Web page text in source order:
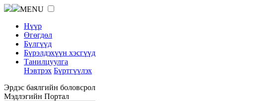
MENU
Нүүр
Өгөгдөл
Бүлгүүд
Бүрэлдэхүүн хэсгүүд
Танилцуулга
Нэвтрэх Бүртгүүлэх
Эрдэс баялгийн боловсрол
Мэдлэгийн Портал